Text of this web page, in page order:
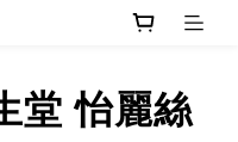
堂 怡麗絲